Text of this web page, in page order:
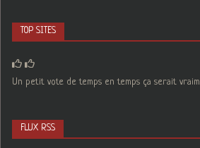
TOP SITES
Un petit vote de temps en temps ça serait
FLUX RSS